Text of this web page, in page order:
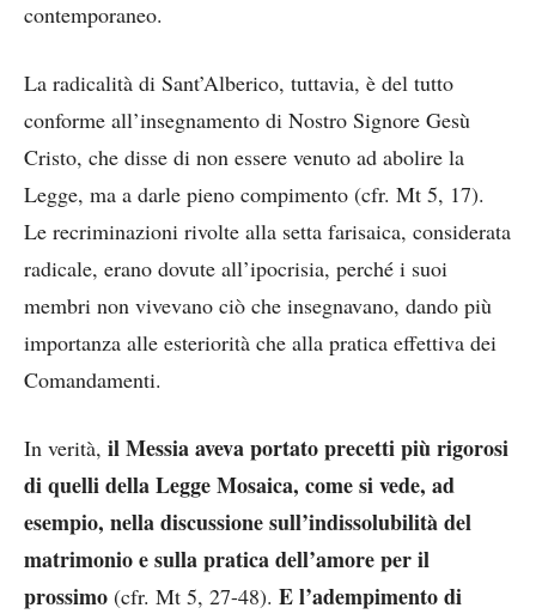
contemporaneo.
La radicalità di Sant’Alberico, tuttavia, è del tutto
conforme all’insegnamento di Nostro Signore Gesù
Cristo, che disse di non essere venuto ad abolire la
Legge, ma a darle pieno compimento (cfr. Mt 5, 17).
Le recriminazioni rivolte alla setta farisaica, considerata
radicale, erano dovute all’ipocrisia, perché i suoi
membri non vivevano ciò che insegnavano, dando più
importanza alle esteriorità che alla pratica effettiva dei
Comandamenti.
In verità, il Messia aveva portato precetti più rigorosi
di quelli della Legge Mosaica, come si vede, ad
esempio, nella discussione sull’indissolubilità del
matrimonio e sulla pratica dell’amore per il
prossimo (cfr. Mt 5, 27-48). E l’adempimento di